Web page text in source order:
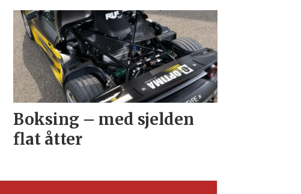
Boksing – med sjelden
flat åtter